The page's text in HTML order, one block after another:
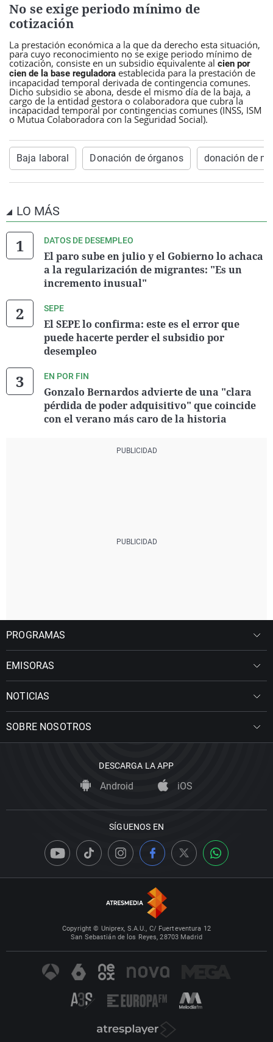
No se exige periodo mínimo de
cotización
La prestación económica a la que da derecho esta situación,
para cuyo reconocimiento no se exige periodo mínimo de
cotización, consiste en un subsidio equivalente al cien por
cien de la base reguladora establecida para la prestación de
incapacidad temporal derivada de contingencia comunes.
Dicho subsidio se abona, desde el mismo día de la baja, a
cargo de la entidad gestora o colaboradora que cubra la
incapacidad temporal por contingencias comunes (INSS, ISM
o Mutua Colaboradora con la Seguridad Social).
Baja laboral Donación de órganos donación de
LO MÁS
DATOS DE DESEMPLEO
El paro sube en julio y el Gobierno lo achaca
a la regularización de migrantes: "Es un
incremento inusual"
SEPE
El SEPE lo confirma: este es el error que
puede hacerte perder el subsidio por
desempleo
EN POR FIN
Gonzalo Bernardos advierte de una "clara
pérdida de poder adquisitivo" que coincide
con el verano más caro de la historia
PROGRAMAS
EMISORAS
NOTICIAS
SOBRE NOSOTROS
DESCARGA LA APP
Android iOS
SÍGUENOS EN
Copyright © Uniprex, S.A.U., C/ Fuerteventura 12
San Sebastián de los Reyes, 28703 Madrid